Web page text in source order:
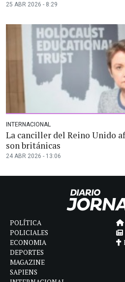
25 ABR 2026 - 8:29
INTERNACIONAL
La canciller del Reino Unido
son británicas
24 ABR 2026 - 13:06
POLÍTICA
POLICIALES
ECONOMIA
DEPORTES
MAGAZINE
SAPIENS